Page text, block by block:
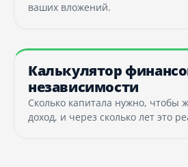
ваших вложений.
Калькулятор
независимости
Сколько капитала нужно, чтобы
доход, и через сколько лет это